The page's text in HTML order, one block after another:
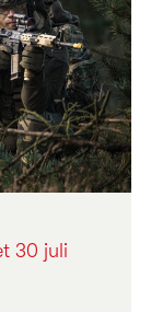
30 juli